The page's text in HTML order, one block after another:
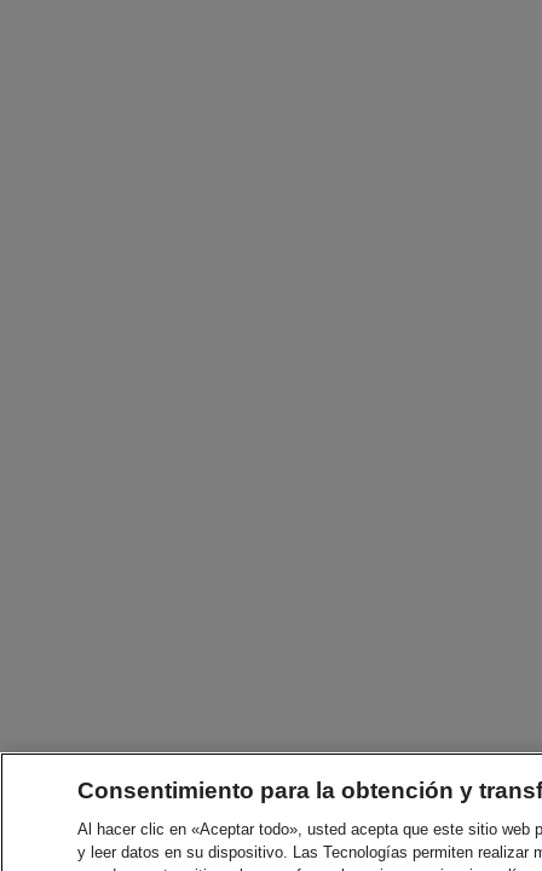
Consentimiento para la obtención y
Al hacer clic en «Aceptar todo», usted acepta que este sitio
y leer datos en su dispositivo. Las Tecnologías permiten